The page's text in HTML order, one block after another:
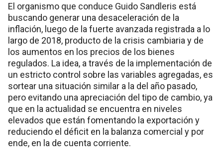
El organismo que conduce Guido Sandleris está
buscando generar una desaceleración de la
inflación, luego de la fuerte avanzada registrada a lo
largo de 2018, producto de la crisis cambiaria y de
los aumentos en los precios de los bienes
regulados. La idea, a través de la implementación de
un estricto control sobre las variables agregadas, es
sortear una situación similar a la del año pasado,
pero evitando una apreciación del tipo de cambio, ya
que en la actualidad se encuentra en niveles
elevados que están fomentando la exportación y
reduciendo el déficit en la balanza comercial y por
ende, en la de cuenta corriente.